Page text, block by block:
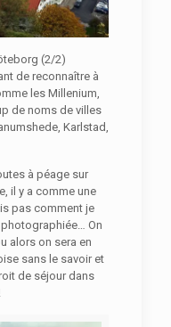
(2/2)
de reconnaître à
les Millenium,
de noms de villes
Karlstad,
à péage sur
il y a comme une
pas comment je
On
alors on sera en
sans le savoir et
de séjour dans